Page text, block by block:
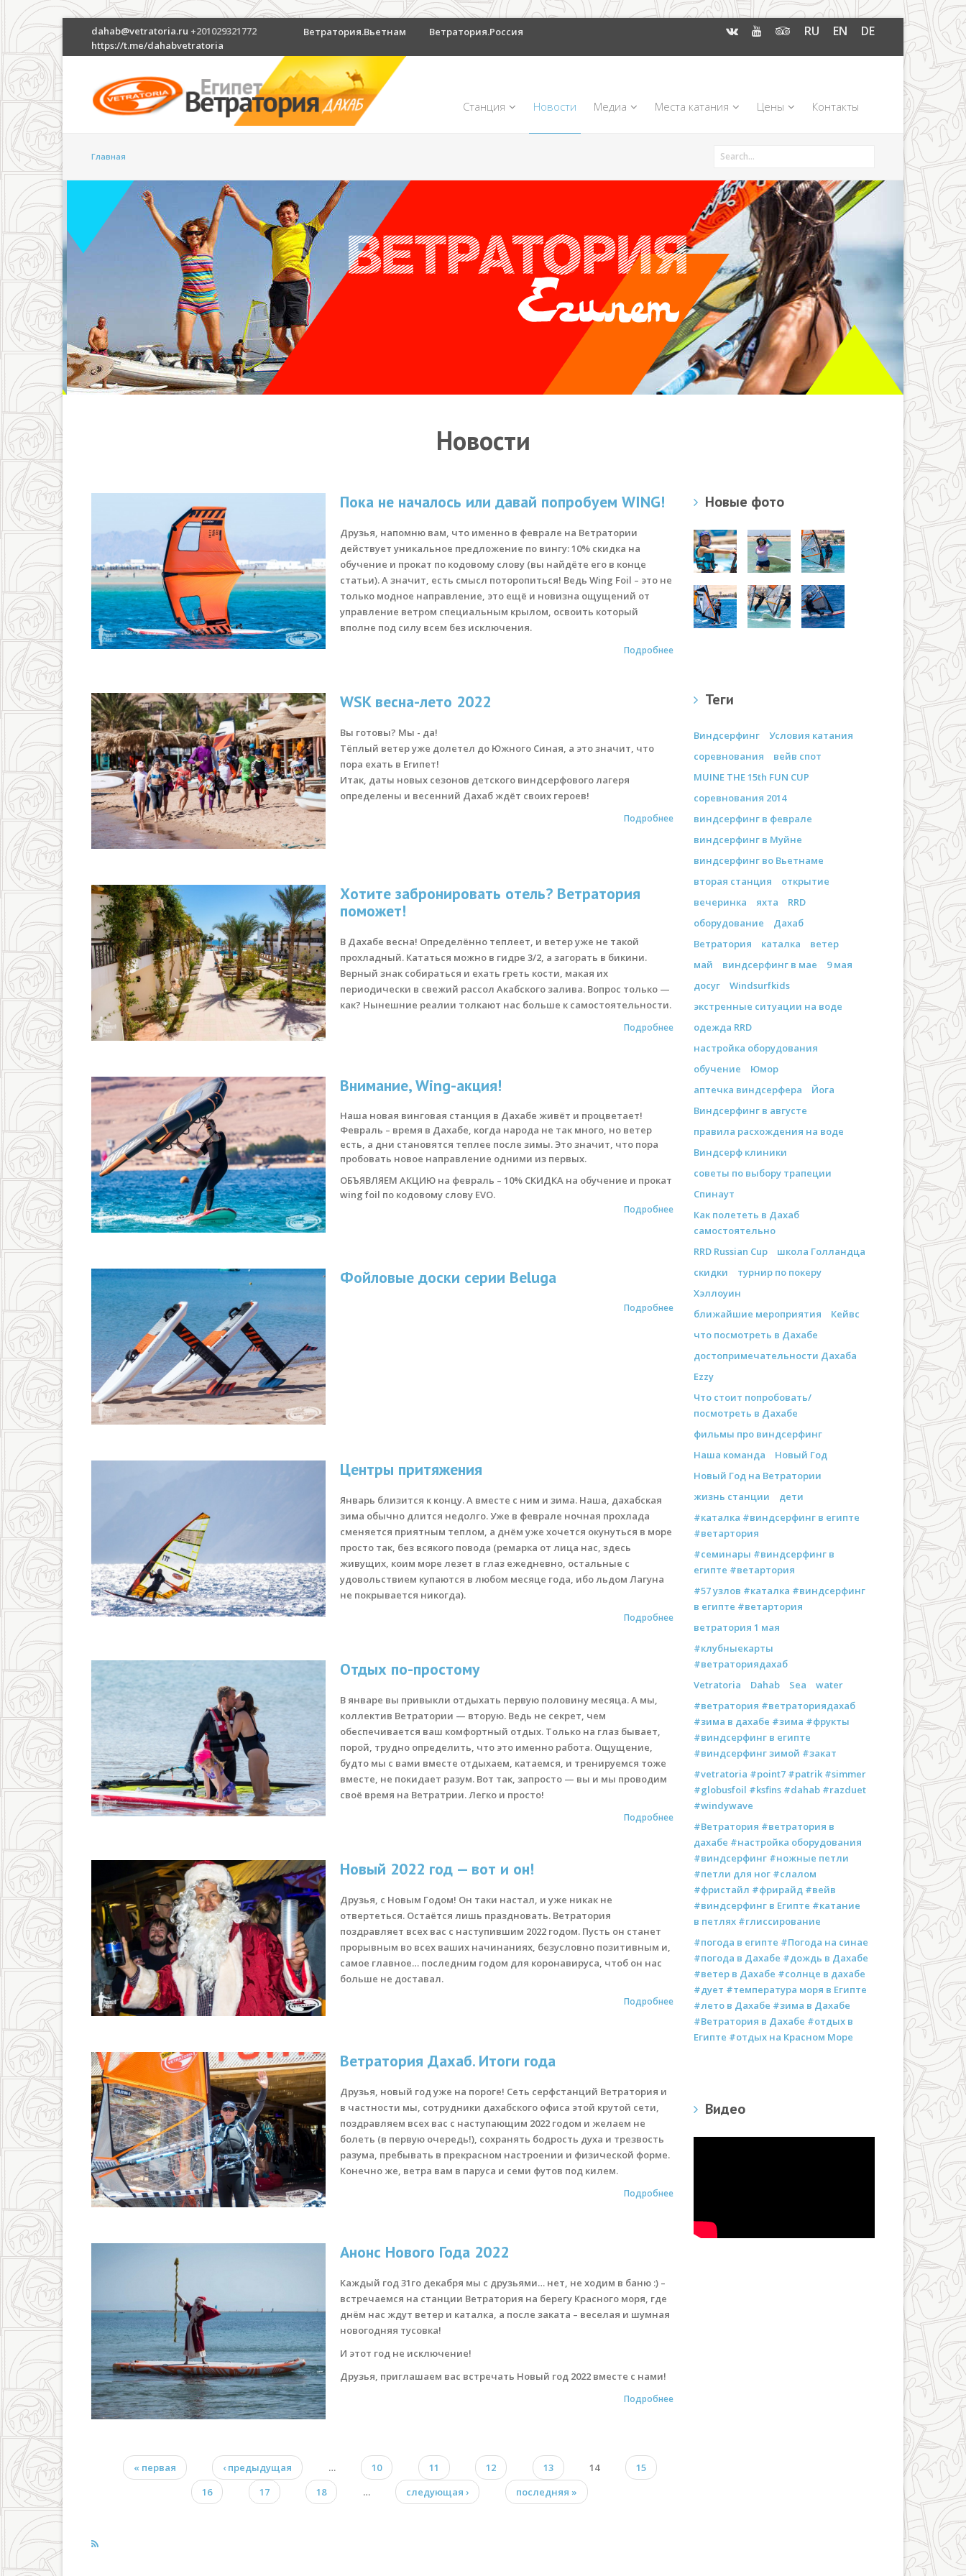
dahab@vetratoria.ru +201029321772
https://t.me/dahabvetratoria
Ветратория.Вьетнам Ветратория.Россия RU EN DE
Станция Новости Медиа Места катания Цены Контакты
Главная
Новости
Пока не началось или давай попробуем WING!
Друзья, напомню вам, что именно в феврале на Ветратории
действует уникальное предложение по вингу: 10% скидка на
обучение и прокат по кодовому слову (вы найдёте его в конце
статьи). А значит, есть смысл поторопиться! Ведь Wing Foil – это не
только модное направление, это ещё и новизна ощущений от
управление ветром специальным крылом, освоить который
вполне под силу всем без исключения.
Подробнее
WSK весна-лето 2022
Вы готовы? Мы - да!
Тёплый ветер уже долетел до Южного Синая, а это значит, что
пора ехать в Египет!
Итак, даты новых сезонов детского виндсерфового лагеря
определены и весенний Дахаб ждёт своих героев!
Подробнее
Хотите забронировать отель? Ветратория
поможет!
В Дахабе весна! Определённо теплеет, и ветер уже не такой
прохладный. Кататься можно в гидре 3/2, а загорать в бикини.
Верный знак собираться и ехать греть кости, макая их
периодически в свежий рассол Акабского залива. Вопрос только —
как? Нынешние реалии толкают нас больше к самостоятельности.
Подробнее
Внимание, Wing-акция!
Наша новая винговая станция в Дахабе живёт и процветает!
Февраль – время в Дахабе, когда народа не так много, но ветер
есть, а дни становятся теплее после зимы. Это значит, что пора
пробовать новое направление одними из первых.
ОБЪЯВЛЯЕМ АКЦИЮ на февраль – 10% СКИДКА на обучение и прокат
wing foil по кодовому слову EVO.
Подробнее
Фойловые доски серии Beluga
Подробнее
Центры притяжения
Январь близится к концу. А вместе с ним и зима. Наша, дахабская
зима обычно длится недолго. Уже в феврале ночная прохлада
сменяется приятным теплом, а днём уже хочется окунуться в море
просто так, без всякого повода (ремарка от лица нас, здесь
живущих, коим море лезет в глаз ежедневно, остальные с
удовольствием купаются в любом месяце года, ибо льдом Лагуна
не покрывается никогда).
Подробнее
Отдых по-простому
В январе вы привыкли отдыхать первую половину месяца. А мы,
коллектив Ветратории — вторую. Ведь не секрет, чем
обеспечивается ваш комфортный отдых. Только на глаз бывает,
порой, трудно определить, что это именно работа. Ощущение,
будто мы с вами вместе отдыхаем, катаемся, и тренируемся тоже
вместе, не покидает разум. Вот так, запросто — вы и мы проводим
своё время на Ветратрии. Легко и просто!
Подробнее
Новый 2022 год — вот и он!
Друзья, с Новым Годом! Он таки настал, и уже никак не
отвертеться. Остаётся лишь праздновать. Ветратория
поздравляет всех вас с наступившим 2022 годом. Пусть он станет
прорывным во всех ваших начинаниях, безусловно позитивным и,
самое главное… последним годом для коронавируса, чтоб он нас
больше не доставал.
Подробнее
Ветратория Дахаб. Итоги года
Друзья, новый год уже на пороге! Сеть серфстанций Ветратория и
в частности мы, сотрудники дахабского офиса этой крутой сети,
поздравляем всех вас с наступающим 2022 годом и желаем не
болеть (в первую очередь!), сохранять бодрость духа и трезвость
разума, пребывать в прекрасном настроении и физической форме.
Конечно же, ветра вам в паруса и семи футов под килем.
Подробнее
Анонс Нового Года 2022
Каждый год 31го декабря мы с друзьями… нет, не ходим в баню :) –
встречаемся на станции Ветратория на берегу Красного моря, где
днём нас ждут ветер и каталка, а после заката – веселая и шумная
новогодняя тусовка!
И этот год не исключение!
Друзья, приглашаем вас встречать Новый год 2022 вместе с нами!
Подробнее
« первая ‹ предыдущая … 10 11 12 13 14
15
16
17 18 … следующая › последняя »
Новые фото
Теги
Виндсерфинг
Условия катания
соревнования
вейв спот
MUINE THE 15th FUN CUP
соревнования 2014
виндсерфинг в феврале
виндсерфинг в Муйне
виндсерфинг во Вьетнаме
вторая станция
открытие
вечеринка
яхта
RRD
оборудование
Дахаб
Ветратория
каталка
ветер
май
виндсерфинг в мае
9 мая
досуг
Windsurfkids
экстренные ситуации на воде
одежда RRD
настройка оборудования
обучение
Юмор
аптечка виндсерфера
Йога
Виндсерфинг в августе
правила расхождения на воде
Виндсерф клиники
советы по выбору трапеции
Спинаут
Как полететь в Дахаб
самостоятельно
RRD Russian Cup
школа Голландца
скидки
турнир по покеру
Хэллоуин
ближайшие мероприятия
Кейвс
что посмотреть в Дахабе
достопримечательности Дахаба
Ezzy
Что стоит попробовать/
посмотреть в Дахабе
фильмы про виндсерфинг
Наша команда
Новый Год
Новый Год на Ветратории
жизнь станции
дети
#каталка #виндсерфинг в египте
#ветартория
#семинары #виндсерфинг в
египте #ветартория
#57 узлов #каталка #виндсерфинг
в египте #ветартория
ветратория 1 мая
#клубныекарты
#ветраториядахаб
Vetratoria
Dahab Sea
water
#ветратория #ветраториядахаб
#зима в дахабе #зима #фрукты
#виндсерфинг в египте
#виндсерфинг зимой #закат
#vetratoria #point7 #patrik #simmer
#globusfoil #ksfins #dahab #razduet
#windywave
#Ветратория #ветратория в
дахабе #настройка оборудования
#виндсерфинг #ножные петли
#петли для ног #слалом
#фристайл #фрирайд #вейв
#виндсерфинг в Египте #катание
в петлях #глиссирование
#погода в египте #Погода на синае
#погода в Дахабе #дождь в Дахабе
#ветер в Дахабе #солнце в дахабе
#дует #температура моря в Египте
#лето в Дахабе #зима в Дахабе
#Ветратория в Дахабе #отдых в
Египте #отдых на Красном Море
Видео